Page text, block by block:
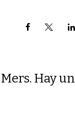
Hay un